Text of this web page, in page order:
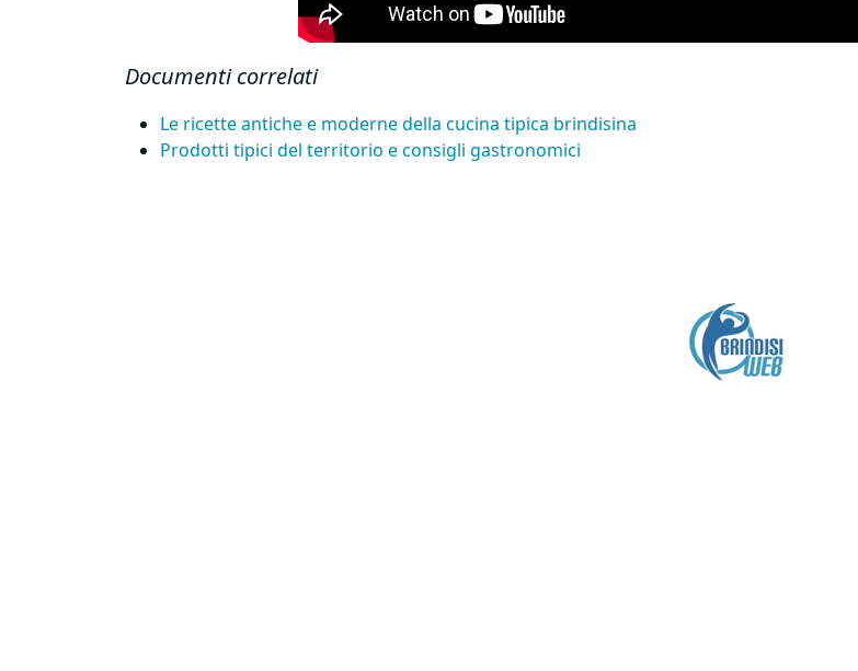
Documenti correlati
Le ricette antiche e moderne della cucina tipica brindisina
Prodotti tipici del territorio e consigli gastronomici